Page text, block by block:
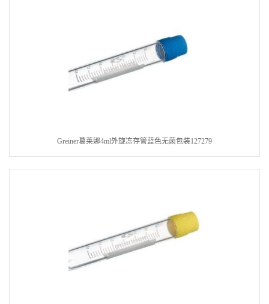
Greiner葛莱娜4ml外旋冻存管蓝色无菌包装127279